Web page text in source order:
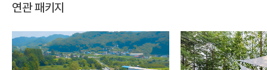
연관 패키지